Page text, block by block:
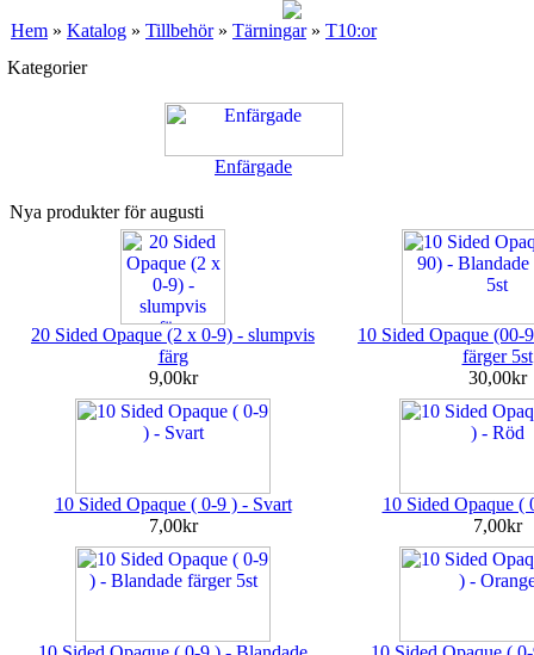
Hem » Katalog » Tillbehör» Tärningar» T10:or
Kategorier
Enfärgade
Nya produkter för augusti
20 Sided Opaque (2 x 0-9) - slumpvis
färg
9,00kr
10 Sided Opaque (00-
färger 5st
30,00kr
10 Sided Opaque ( 0-9 ) - Svart
7,00kr
10 Sided Opaque (
7,00kr